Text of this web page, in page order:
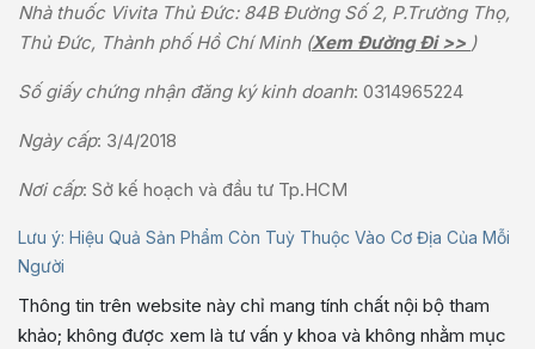
Nhà thuốc Vivita Thủ Đức: 84B Đường Số 2, P.Trường Thọ,
Thủ Đức, Thành phố Hồ Chí Minh (Xem Đường Đi >> )
Số giấy chứng nhận đăng ký kinh doanh: 0314965224
Ngày cấp: 3/4/2018
Nơi cấp: Sở kế hoạch và đầu tư Tp.HCM
Lưu ý: Hiệu Quả Sản Phẩm Còn Tuỳ Thuộc Vào Cơ Địa Của Mỗi
Người
Thông tin trên website này chỉ mang tính chất nội bộ tham
khảo; không được xem là tư vấn y khoa và không nhằm mục